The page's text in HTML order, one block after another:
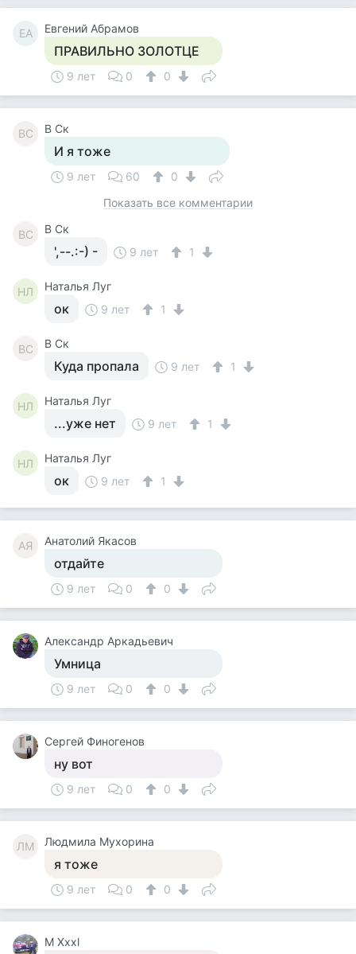
ЕА Евгений Абрамов
ПРАВИЛЬНО ЗОЛОТЦЕ
9 лет 0 0
ВС В Ск
И я тоже
9 лет 60
0
Показать все комментарии
ВС В Ск
',--.:-) - 9 лет 1
НЛ Наталья Луг
ок 9 лет 1
ВС В Ск
Куда пропала 9 лет 1
НЛ Наталья Луг
...уже нет 9 лет 1
НЛ Наталья Луг
ок 9 лет 1
АЯ Анатолий Якасов
отдайте
9 лет 0 0
Александр Аркадьевич
Умница
9 лет 0 0
Сергей Финогенов
ну вот
9 лет 0 0
ЛМ Людмила Мухорина
я тоже
9 лет 0 0
M Xxxl